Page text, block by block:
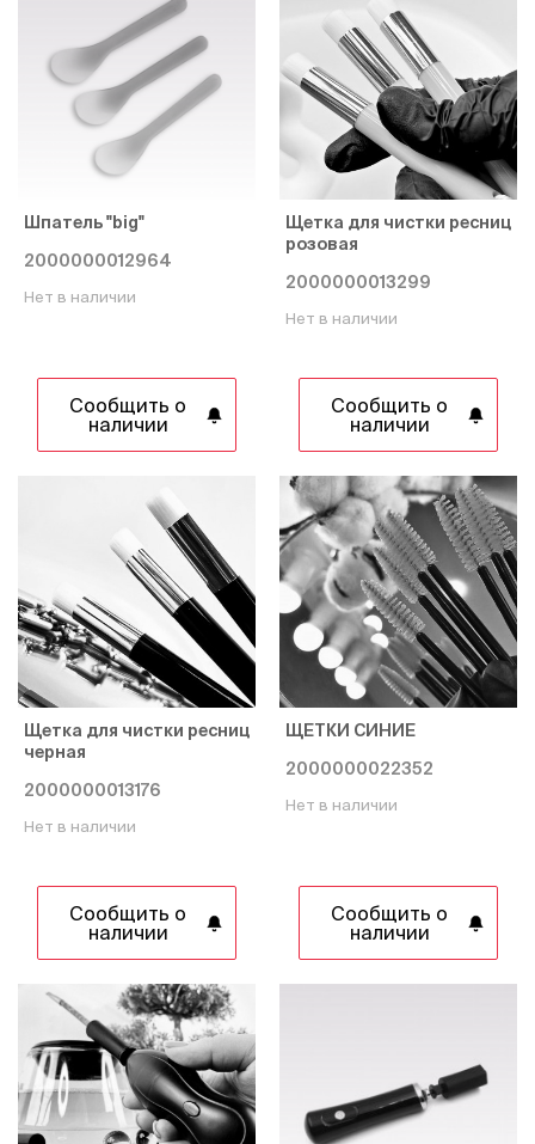
Шпатель "big"
2000000012964
Нет в наличии
Сообщить о
наличии
Щетка для чистки ресниц
розовая
2000000013299
Нет в наличии
Сообщить о
наличии
Щетка для чистки ресниц
черная
2000000013176
Нет в наличии
Сообщить о
наличии
ЩЕТКИ СИНИЕ
2000000022352
Нет в наличии
Сообщить о
наличии